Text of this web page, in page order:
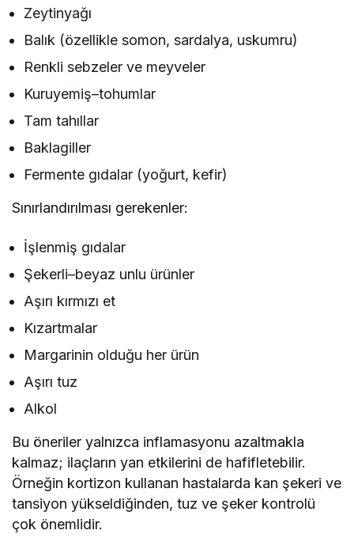
Zeytinyağı
Balık (özellikle somon, sardalya, uskumru)
Renkli sebzeler ve meyveler
Kuruyemiş–tohumlar
Tam tahıllar
Baklagiller
Fermente gıdalar (yoğurt, kefir)
Sınırlandırılması gerekenler:
İşlenmiş gıdalar
Şekerli–beyaz unlu ürünler
Aşırı kırmızı et
Kızartmalar
Margarinin olduğu her ürün
Aşırı tuz
Alkol
Bu öneriler yalnızca inflamasyonu azaltmakla
kalmaz; ilaçların yan etkilerini de hafifletebilir.
Örneğin kortizon kullanan hastalarda kan şekeri ve
tansiyon yükseldiğinden, tuz ve şeker kontrolü
çok önemlidir.